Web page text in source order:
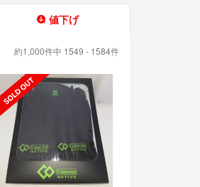
値下げ
約1,000件中 1549 - 1584件